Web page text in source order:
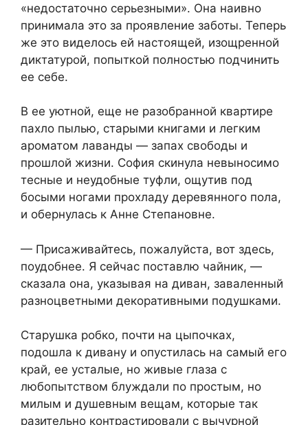
«недостаточно серьезными». Она наивно
принимала это за проявление заботы. Теперь
же это виделось ей настоящей, изощренной
диктатурой, попыткой полностью подчинить
ее себе.
В ее уютной, еще не разобранной квартире
пахло пылью, старыми книгами и легким
ароматом лаванды — запах свободы и
прошлой жизни. София скинула невыносимо
тесные и неудобные туфли, ощутив под
босыми ногами прохладу деревянного пола,
и обернулась к Анне Степановне.
— Присаживайтесь, пожалуйста, вот здесь,
поудобнее. Я сейчас поставлю чайник, —
сказала она, указывая на диван, заваленный
разноцветными декоративными подушками.
Старушка робко, почти на цыпочках,
подошла к дивану и опустилась на самый его
край, ее усталые, но живые глаза с
любопытством блуждали по простым, но
милым и душевным вещам, которые так
разительно контрастировали с вычурной